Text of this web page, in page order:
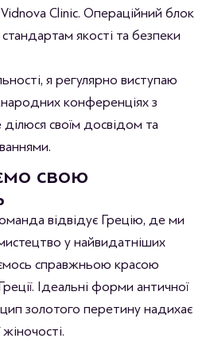
Clinic. Операційний блок
якості та безпеки
я регулярно виступаю
конференціях з
ділюся своїм досвідом та
свою
відвідує Грецію, де ми
у найвидатніших
справжньою красою
Ідеальні форми античної
золотого перетину надихає